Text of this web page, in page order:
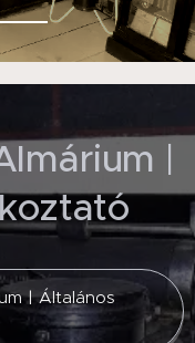
|
| Általános